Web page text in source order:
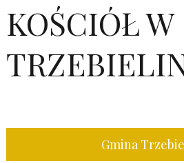
KOŚCIÓŁ W
Gmina